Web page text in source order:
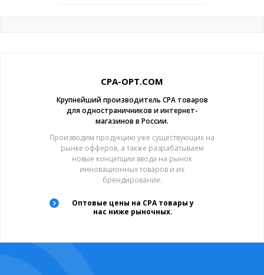
CPA-OPT.COM
Крупнейший производитель CPA товаров
для одностраничников и интернет-
магазинов в России.
Производим продукцию уже существующих на
рынке офферов, а также разрабатываем
новые концепции ввода на рынок
инновационных товаров и их
брендирование.
Оптовые цены на CPA товары у
нас ниже рыночных.